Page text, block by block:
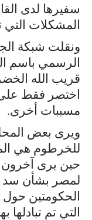
سفيرها لدى
المشكلات التي
ونقلت شبكة
الرسمي باسم
قريب الله
اختصر فقط على
مسببات أخرى.
ويرى بعض
للخرطوم هي
حين يرى
لمصر بشأن سد
الحكومتين حول
التي تم